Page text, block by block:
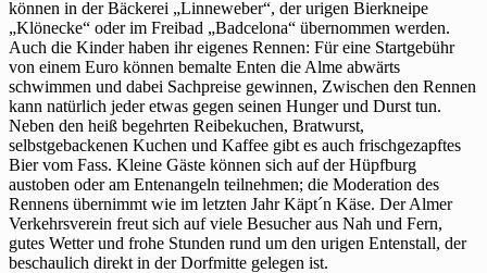
können in der Bäckerei „Linneweber“, der urigen Bierkneipe
„Klönecke“ oder im Freibad „Badcelona“ übernommen werden.
Auch die Kinder haben ihr eigenes Rennen: Für eine Startgebühr
von einem Euro können bemalte Enten die Alme abwärts
schwimmen und dabei Sachpreise gewinnen, Zwischen den Rennen
kann natürlich jeder etwas gegen seinen Hunger und Durst tun.
Neben den heiß begehrten Reibekuchen, Bratwurst,
selbstgebackenen Kuchen und Kaffee gibt es auch frischgezapftes
Bier vom Fass. Kleine Gäste können sich auf der Hüpfburg
austoben oder am Entenangeln teilnehmen; die Moderation des
Rennens übernimmt wie im letzten Jahr Käpt´n Käse. Der Almer
Verkehrsverein freut sich auf viele Besucher aus Nah und Fern,
gutes Wetter und frohe Stunden rund um den urigen Entenstall, der
beschaulich direkt in der Dorfmitte gelegen ist.